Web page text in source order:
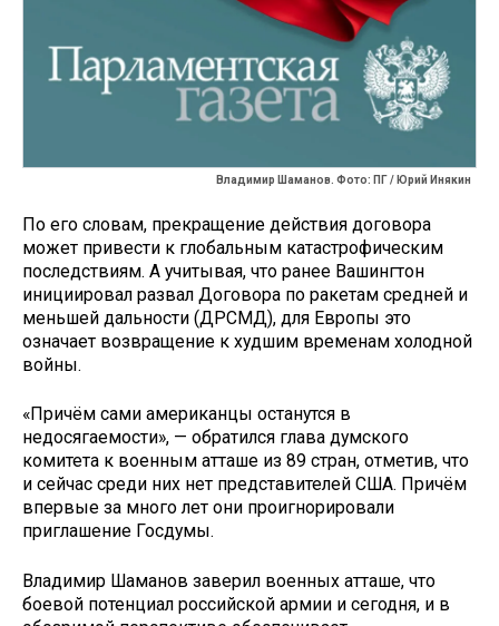
Владимир Шаманов. Фото: ПГ / Юрий Инякин
По его словам, прекращение действия договора
может привести к глобальным катастрофическим
последствиям. А учитывая, что ранее Вашингтон
инициировал развал Договора по ракетам средней и
меньшей дальности (ДРСМД), для Европы это
означает возвращение к худшим временам холодной
войны.
«Причём сами американцы останутся в
недосягаемости», — обратился глава думского
комитета к военным атташе из 89 стран, отметив, что
и сейчас среди них нет представителей США. Причём
впервые за много лет они проигнорировали
приглашение Госдумы.
Владимир Шаманов заверил военных атташе, что
боевой потенциал российской армии и сегодня, и в